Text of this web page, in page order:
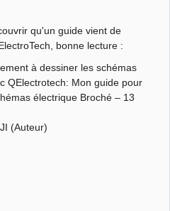
qu'un guide vient de
bonne lecture :
à dessiner les schémas
QElectrotech: Mon guide pour
électrique Broché – 13
(Auteur)